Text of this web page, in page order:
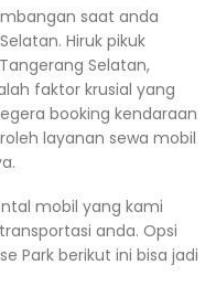
saat anda
Hiruk pikuk
Selatan,
faktor krusial yang
booking kendaraan
layanan sewa mobil
mobil yang kami
anda. Opsi
Park berikut ini bisa jadi